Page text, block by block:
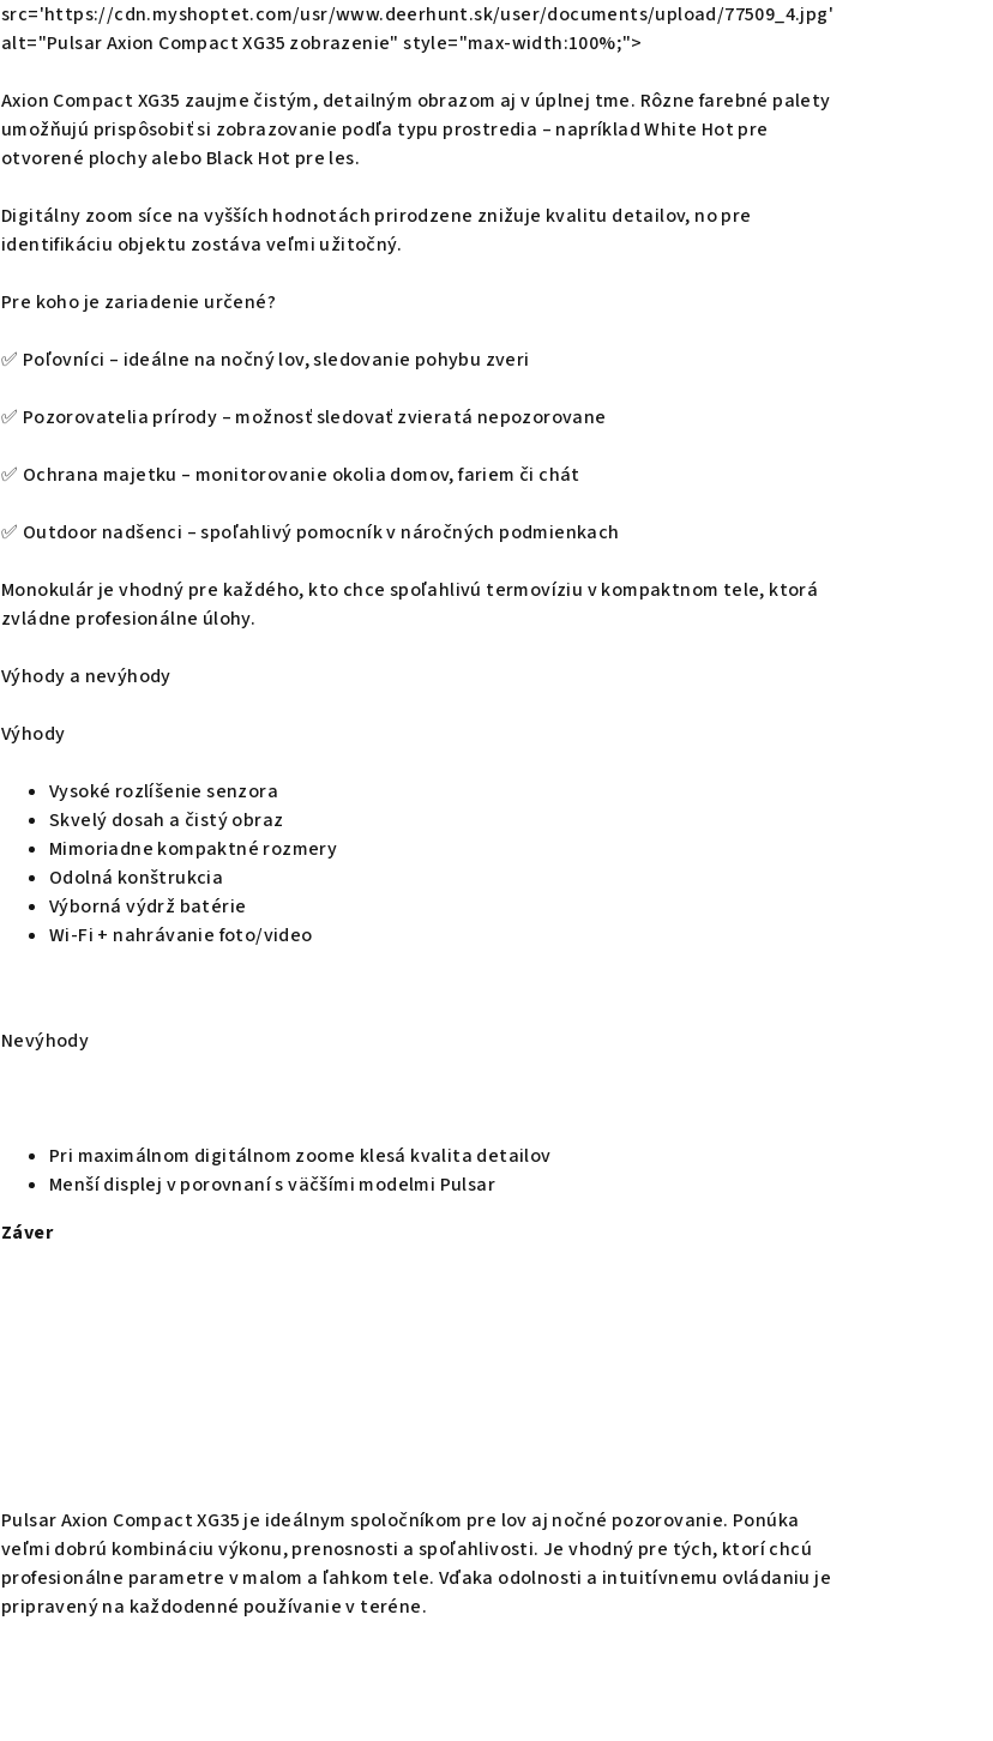
src='https://cdn.myshoptet.com/usr/www.deerhunt.sk/user/documents/upload/77509_4.jpg'
alt="Pulsar Axion Compact XG35 zobrazenie" style="max-width:100%;">
Axion Compact XG35 zaujme čistým, detailným obrazom aj v úplnej tme. Rôzne farebné palety
umožňujú prispôsobiť si zobrazovanie podľa typu prostredia – napríklad White Hot pre
otvorené plochy alebo Black Hot pre les.
Digitálny zoom síce na vyšších hodnotách prirodzene znižuje kvalitu detailov, no pre
identifikáciu objektu zostáva veľmi užitočný.
Pre koho je zariadenie určené?
✅ Poľovníci – ideálne na nočný lov, sledovanie pohybu zveri
✅ Pozorovatelia prírody – možnosť sledovať zvieratá nepozorovane
✅ Ochrana majetku – monitorovanie okolia domov, fariem či chát
✅ Outdoor nadšenci – spoľahlivý pomocník v náročných podmienkach
Monokulár je vhodný pre každého, kto chce spoľahlivú termovíziu v kompaktnom tele, ktorá
zvládne profesionálne úlohy.
Výhody a nevýhody
Výhody
Vysoké rozlíšenie senzora
Skvelý dosah a čistý obraz
Mimoriadne kompaktné rozmery
Odolná konštrukcia
Výborná výdrž batérie
Wi-Fi + nahrávanie foto/video
Nevýhody
Pri maximálnom digitálnom zoome klesá kvalita detailov
Menší displej v porovnaní s väčšími modelmi Pulsar
Záver
Pulsar Axion Compact XG35 je ideálnym spoločníkom pre lov aj nočné pozorovanie. Ponúka
veľmi dobrú kombináciu výkonu, prenosnosti a spoľahlivosti. Je vhodný pre tých, ktorí chcú
profesionálne parametre v malom a ľahkom tele. Vďaka odolnosti a intuitívnemu ovládaniu je
pripravený na každodenné používanie v teréne.